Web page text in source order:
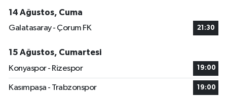
14 Ağustos, Cuma
Galatasaray - Çorum FK
21:30
15 Ağustos, Cumartesi
Konyaspor - Rizespor
19:00
Kasımpaşa - Trabzonspor 19:00